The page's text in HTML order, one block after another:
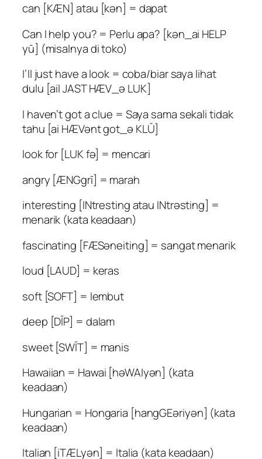
can [KÆN] atau [kən] = dapat
Can I help you? = Perlu apa? [kən_ai HELP
yū] (misalnya di toko)
I’ll just have a look = coba/biar saya lihat
dulu [ail JAST HÆV_ə LUK]
I haven’t got a clue = Saya sama sekali tidak
tahu [ai HÆVənt got_ə KLŪ]
look for [LUK fə] = mencari
angry [ÆNGgrī] = marah
interesting [INtresting atau INtrəsting] =
menarik (kata keadaan)
fascinating [FÆSəneiting] = sangat menarik
loud [LAUD] = keras
soft [SOFT] = lembut
deep [DĪP] = dalam
sweet [SWĪT] = manis
Hawaiian = Hawai [həWAIyən] (kata
keadaan)
Hungarian = Hongaria [hangGEəriyən] (kata
keadaan)
Italian [iTÆLyən] = Italia (kata keadaan)